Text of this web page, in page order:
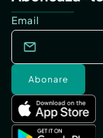
Email
Abonare